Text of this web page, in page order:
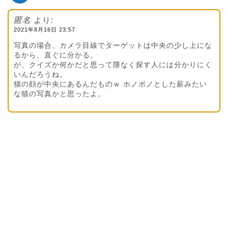
匿名 より:
2021年8月16日 23:57
写真の場合、カメラ目線でターゲットは中央の少し上にな
るから、直ぐに分かる。
が、クイズか何かだと思って隈なく探す人には分かりにく
いんだろうね。
猫の顔が中央にあるんだものｗ ホノボノとした薪みたい
な猫の写真かと思ったよ。